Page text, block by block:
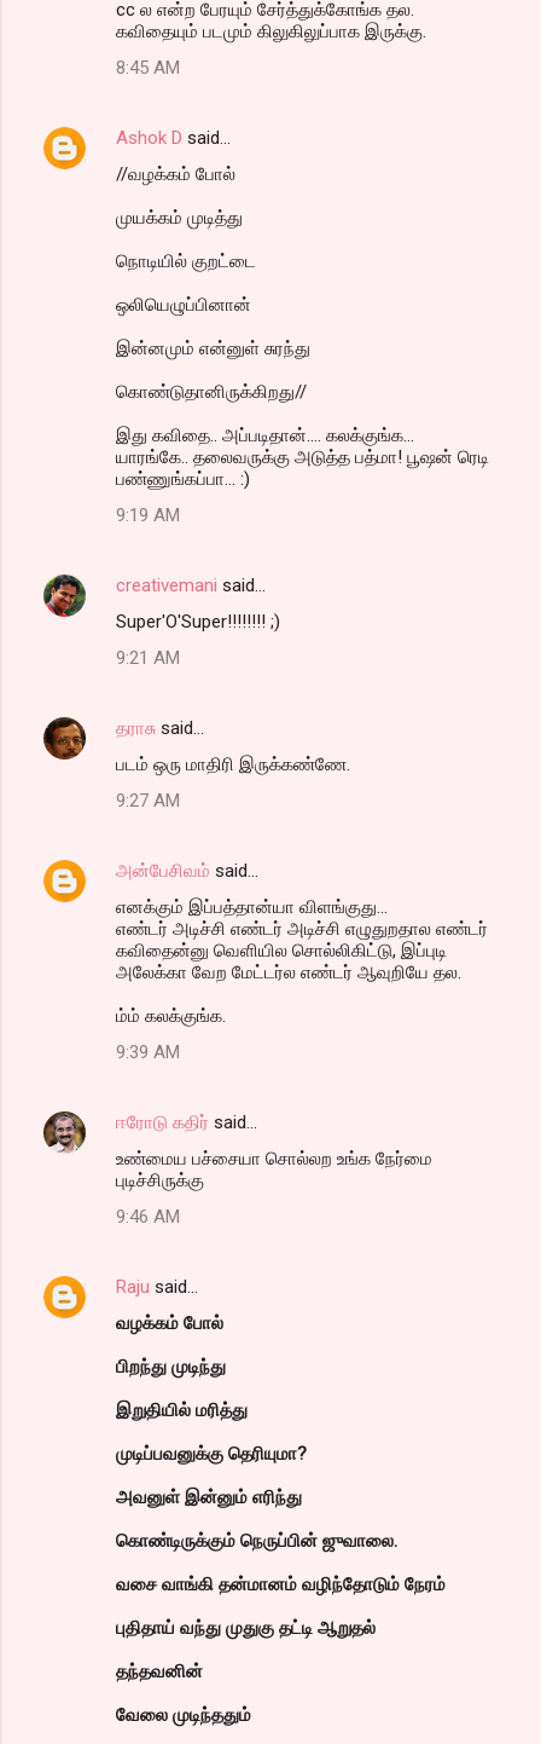
cc ல என்ற பேரயும் சேர்த்துக்கோங்க தல.
கவிதையும் படமும் கிலுகிலுப்பாக இருக்கு.
8:45 AM
Ashok D said…
//வழக்கம் போல்
முயக்கம் முடித்து
நொடியில் குறட்டை
ஒலியெழுப்பினான்
இன்னமும் என்னுள் சுரந்து
கொண்டுதானிருக்கிறது//
இது கவிதை.. அப்படிதான்.... கலக்குங்க...
யாரங்கே.. தலைவருக்கு அடுத்த பத்மா! பூஷன் ரெடி
பண்ணுங்கப்பா... :)
9:19 AM
creativemani said…
Super'O'Super!!!!!!!! ;)
9:21 AM
தராசு said…
படம் ஒரு மாதிரி இருக்கண்ணே.
9:27 AM
அன்பேசிவம் said…
எனக்கும் இப்பத்தான்யா விளங்குது...
எண்டர் அடிச்சி எண்டர் அடிச்சி எழுதுறதால எண்டர்
கவிதைன்னு வெளியில சொல்லிகிட்டு, இப்புடி
அலேக்கா வேற மேட்டர்ல எண்டர் ஆவுறியே தல.
ம்ம் கலக்குங்க.
9:39 AM
ஈரோடு கதிர் said…
உண்மைய பச்சையா சொல்லற உங்க நேர்மை
புடிச்சிருக்கு
9:46 AM
Raju said…
வழக்கம் போல்
பிறந்து முடிந்து
இறுதியில் மரித்து
முடிப்பவனுக்கு தெரியுமா?
அவனுள் இன்னும் எரிந்து
கொண்டிருக்கும் நெருப்பின் ஜுவாலை.
வசை வாங்கி தன்மானம் வழிந்தோடும் நேரம்
புதிதாய் வந்து முதுகு தட்டி ஆறுதல்
தந்தவனின்
வேலை முடிந்ததும்